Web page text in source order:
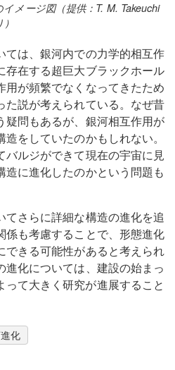
メージ図（提供：T. M. Takeuchi
ては、銀河内での力学的相互作
存在する超巨大ブラックホール
用が頻繁でなくなってきたため
た説が考えられている。なぜ昔
疑問もあるが、銀河相互作用が
をしていたのかもしれない。
バルジができて現在の宇宙に見
造に進化したのかという問題も
てさらに詳細な構造の進化を追
係も考慮することで、形態進化
できる可能性があると考えられ
進化については、建設の始まっ
て大きく研究が進展すること
化